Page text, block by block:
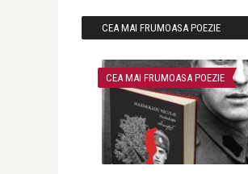
CEA MAI FRUMOASA POEZIE
CEA MAI FRUMOASA POEZIE